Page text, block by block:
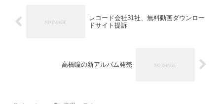
レコード会社31社、無料動画ダウンロー
ドサイト提訴
高橋瞳の新アルバム発売